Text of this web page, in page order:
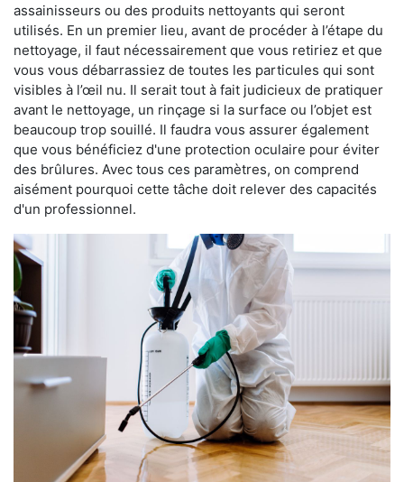
assainisseurs ou des produits nettoyants qui seront
utilisés. En un premier lieu, avant de procéder à l’étape du
nettoyage, il faut nécessairement que vous retiriez et que
vous vous débarrassiez de toutes les particules qui sont
visibles à l’œil nu. Il serait tout à fait judicieux de pratiquer
avant le nettoyage, un rinçage si la surface ou l’objet est
beaucoup trop souillé. Il faudra vous assurer également
que vous bénéficiez d'une protection oculaire pour éviter
des brûlures. Avec tous ces paramètres, on comprend
aisément pourquoi cette tâche doit relever des capacités
d'un professionnel.